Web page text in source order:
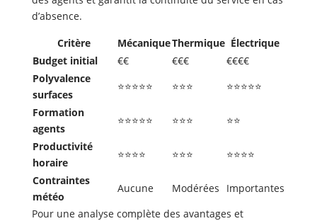
d’absence.
Critère
MécaniqueThermique Électrique
Budget initial
€€ €€€
€€€€
Polyvalence
surfaces
⭐⭐⭐⭐⭐ ⭐⭐⭐
⭐⭐⭐⭐⭐
Formation
agents
⭐⭐⭐⭐⭐ ⭐⭐⭐
⭐⭐
Productivité
horaire
⭐⭐⭐⭐ ⭐⭐⭐
⭐⭐⭐⭐
Contraintes
météo
Aucune Modérées
Importantes
Pour une analyse complète des avantages et